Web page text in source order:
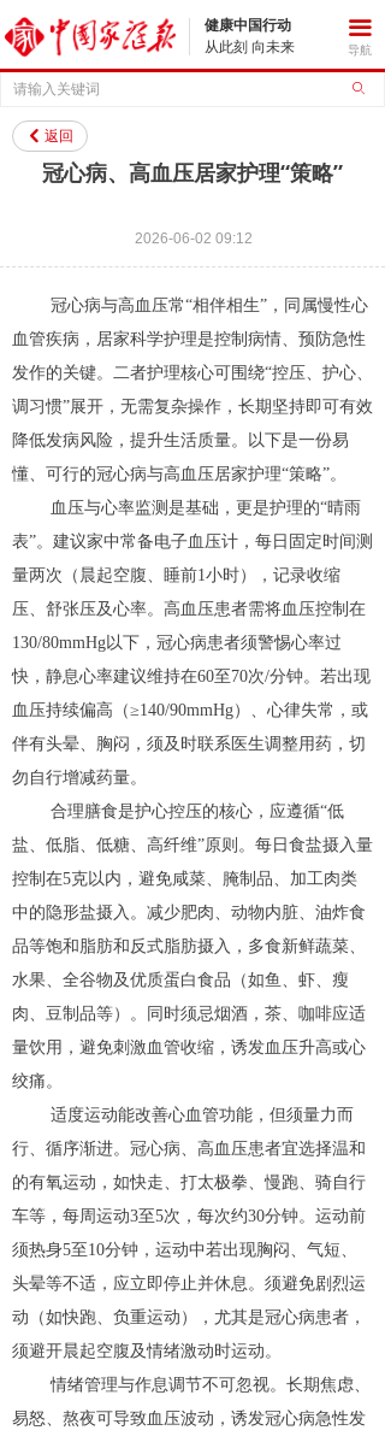
ꄙ
健康中国行动
从此刻 向未来
끀
导航
冠心病、高血压居家护理“策略”
낒 返回
2026-06-02 09:12
冠心病与高血压常“相伴相生”，同属慢性心
血管疾病，居家科学护理是控制病情、预防急性
发作的关键。二者护理核心可围绕“控压、护心、
调习惯”展开，无需复杂操作，长期坚持即可有效
降低发病风险，提升生活质量。以下是一份易
懂、可行的冠心病与高血压居家护理“策略”。
血压与心率监测是基础，更是护理的“晴雨
表”。建议家中常备电子血压计，每日固定时间测
量两次（晨起空腹、睡前1小时），记录收缩
压、舒张压及心率。高血压患者需将血压控制在
130/80mmHg以下，冠心病患者须警惕心率过
快，静息心率建议维持在60至70次/分钟。若出现
血压持续偏高（≥140/90mmHg）、心律失常，或
伴有头晕、胸闷，须及时联系医生调整用药，切
勿自行增减药量。
合理膳食是护心控压的核心，应遵循“低
盐、低脂、低糖、高纤维”原则。每日食盐摄入量
控制在5克以内，避免咸菜、腌制品、加工肉类
中的隐形盐摄入。减少肥肉、动物内脏、油炸食
品等饱和脂肪和反式脂肪摄入，多食新鲜蔬菜、
水果、全谷物及优质蛋白食品（如鱼、虾、瘦
肉、豆制品等）。同时须忌烟酒，茶、咖啡应适
量饮用，避免刺激血管收缩，诱发血压升高或心
绞痛。
适度运动能改善心血管功能，但须量力而
行、循序渐进。冠心病、高血压患者宜选择温和
的有氧运动，如快走、打太极拳、慢跑、骑自行
车等，每周运动3至5次，每次约30分钟。运动前
须热身5至10分钟，运动中若出现胸闷、气短、
头晕等不适，应立即停止并休息。须避免剧烈运
动（如快跑、负重运动），尤其是冠心病患者，
须避开晨起空腹及情绪激动时运动。
情绪管理与作息调节不可忽视。长期焦虑、
易怒、熬夜可导致血压波动，诱发冠心病急性发